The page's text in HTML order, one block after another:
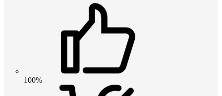
100%